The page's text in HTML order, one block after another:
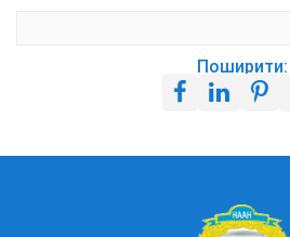
Поширити: